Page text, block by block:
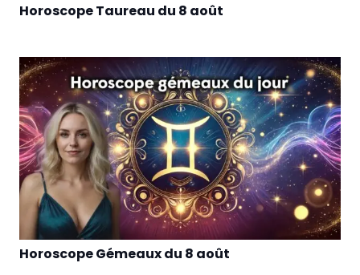
Horoscope Taureau du 8 août
Horoscope Gémeaux du 8 août